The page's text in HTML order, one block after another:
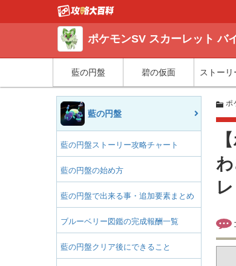
ポケモンSV スカーレット バ
藍の円盤 碧の仮面 ストー
藍の円盤
藍の円盤ストーリー攻略チャート
藍の円盤の始め方
藍の円盤で出来る事・追加要素まとめ
ブルーベリー図鑑の完成報酬一覧
藍の円盤クリア後にできること
ポ